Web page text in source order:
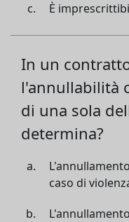
È
In un
l'annullabilità
di una sola
determina?
caso di